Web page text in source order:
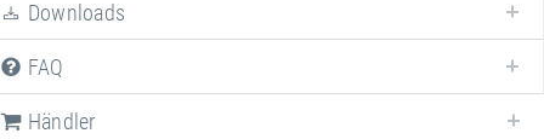
Downloads
Nachfolgend stellen wir Ihnen alle verfügbaren Downloads zur Verfügung,
die sich aufHDTS Transportkoffer
FAQ
Händler